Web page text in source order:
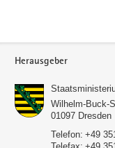
Herausgeber
Wilhelm-Buck-
01097 Dresden
Telefon: +49